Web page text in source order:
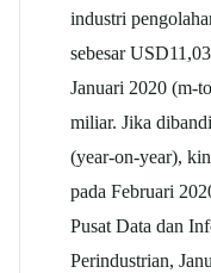
industri
sebesar
Januari 2020 (m-
miliar. Jika
(year-on-year),
pada Februari
Pusat Data dan
Perindustrian,